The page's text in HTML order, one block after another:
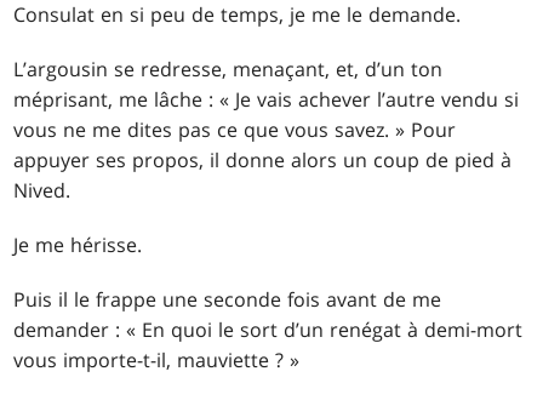
Consulat en si peu de temps, je me le demande.
L’argousin se redresse, menaçant, et, d’un ton
méprisant, me lâche : « Je vais achever l’autre vendu si
vous ne me dites pas ce que vous savez. » Pour
appuyer ses propos, il donne alors un coup de pied à
Nived.
Je me hérisse.
Puis il le frappe une seconde fois avant de me
demander : « En quoi le sort d’un renégat à demi-mort
vous importe-t-il, mauviette ? »